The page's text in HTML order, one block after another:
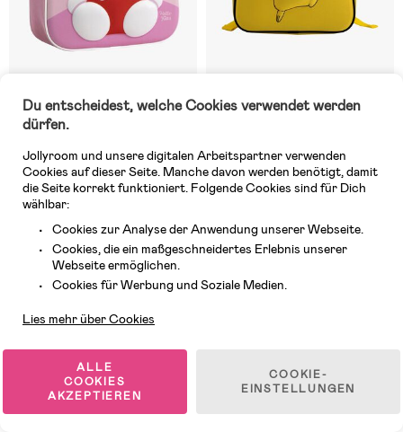
Auf Lager
10,99 €
UVP: 29,99 €
5 VERFÜGBAR
Pikachu
UVP: 40,99 €
Du entscheidest, welche Cookies verwendet werden
dürfen.
Jollyroom und unsere digitalen Arbeitspartner verwenden
Cookies auf dieser Seite. Manche davon werden benötigt, damit
die Seite korrekt funktioniert. Folgende Cookies sind für Dich
wählbar:
Cookies zur Analyse der Anwendung unserer Webseite.
Cookies, die ein maßgeschneidertes Erlebnis unserer
Webseite ermöglichen.
Cookies für Werbung und Soziale Medien.
Lies mehr über Cookies
ALLE
COOKIES
AKZEPTIEREN
COOKIE-
EINSTELLUNGEN